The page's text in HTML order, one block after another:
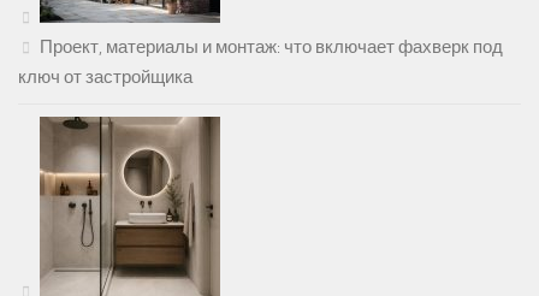
Проект, материалы и монтаж: что включает фахверк под
ключ от застройщика